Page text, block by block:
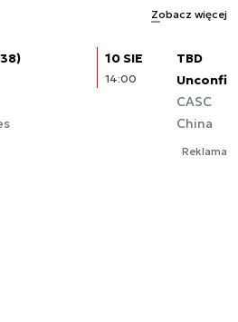
Zobacz więcej
10 SIE
14:00
TBD
CASC
China
Reklama